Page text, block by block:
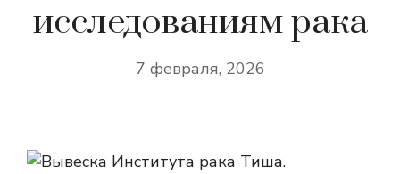
исследованиям рака
7 февраля, 2026